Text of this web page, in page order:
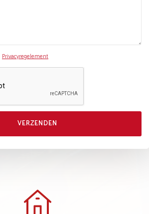
Privacyregelement